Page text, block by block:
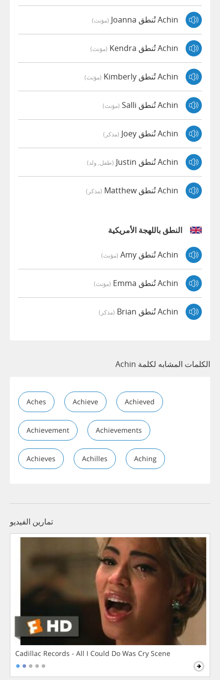
Achin تُنطق Joanna (مؤنث)
Achin تُنطق Kendra (مؤنث)
Achin تُنطق Kimberly (مؤنث)
Achin تُنطق Salli (مؤنث)
Achin تُنطق Joey (مذكر)
Achin تُنطق Justin (طفل, ولد)
Achin تُنطق Matthew (مذكر)
النطق باللهجة الأمريكية
Achin تُنطق Amy (مؤنث)
Achin تُنطق Emma (مؤنث)
Achin تُنطق Brian (مذكر)
الكلمات المشابه لكلمة Achin
Aches Achieve Achieved
Achievement Achievements
Achieves Achilles Aching
تمارين الفيديو
Cadillac Records - All I Could Do Was Cry Scene